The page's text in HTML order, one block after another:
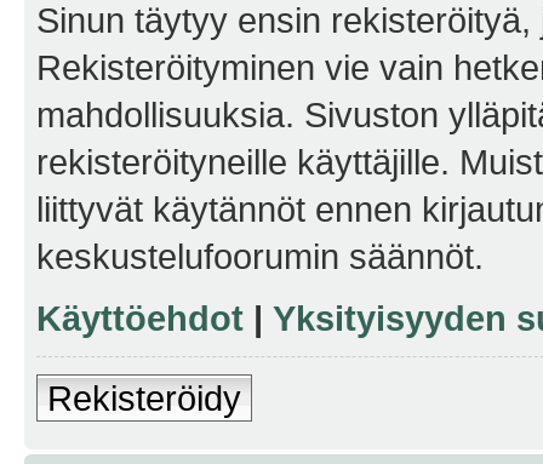
Sinun täytyy ensin
Rekisteröityminen vie vain
mahdollisuuksia. Sivuston
rekisteröityneille käyttäjille.
liittyvät käytännöt ennen
keskustelufoorumin säännöt.
Käyttöehdot | Yksityisyyden
Rekisteröidy